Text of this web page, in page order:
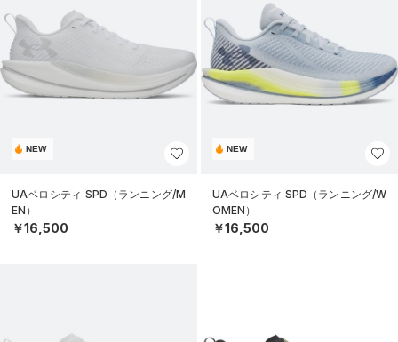
NEW
UAベロシティ SPD（ランニング/M
EN）
￥16,500
NEW
UAベロシティ SPD（ランニング/W
OMEN）
￥16,500